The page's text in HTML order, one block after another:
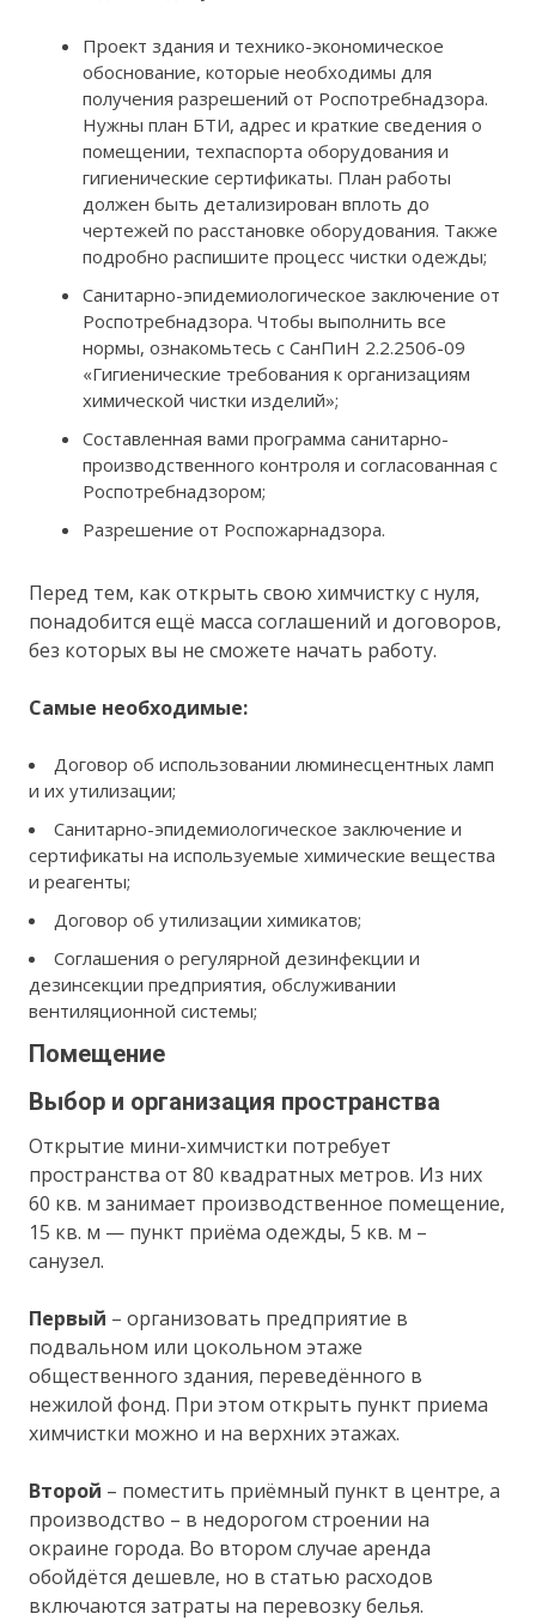
Проект здания и технико-экономическое
обоснование, которые необходимы для
получения разрешений от Роспотребнадзора.
Нужны план БТИ, адрес и краткие сведения о
помещении, техпаспорта оборудования и
гигиенические сертификаты. План работы
должен быть детализирован вплоть до
чертежей по расстановке оборудования. Также
подробно распишите процесс чистки одежды;
Санитарно-эпидемиологическое заключение от
Роспотребнадзора. Чтобы выполнить все
нормы, ознакомьтесь с СанПиН 2.2.2506-09
«Гигиенические требования к организациям
химической чистки изделий»;
Составленная вами программа санитарно-
производственного контроля и согласованная с
Роспотребнадзором;
Разрешение от Роспожарнадзора.
Перед тем, как открыть свою химчистку с нуля,
понадобится ещё масса соглашений и договоров,
без которых вы не сможете начать работу.
Самые необходимые:
Договор об использовании люминесцентных ламп
и их утилизации;
Санитарно-эпидемиологическое заключение и
сертификаты на используемые химические вещества
и реагенты;
Договор об утилизации химикатов;
Соглашения о регулярной дезинфекции и
дезинсекции предприятия, обслуживании
вентиляционной системы;
Помещение
Выбор и организация пространства
Открытие мини-химчистки потребует
пространства от 80 квадратных метров. Из них
60 кв. м занимает производственное помещение,
15 кв. м — пункт приёма одежды, 5 кв. м –
санузел.
Первый – организовать предприятие в
подвальном или цокольном этаже
общественного здания, переведённого в
нежилой фонд. При этом открыть пункт приема
химчистки можно и на верхних этажах.
Второй – поместить приёмный пункт в центре, а
производство – в недорогом строении на
окраине города. Во втором случае аренда
обойдётся дешевле, но в статью расходов
включаются затраты на перевозку белья.